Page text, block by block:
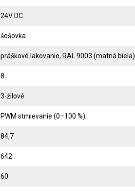
24V DC
šošovka
práškové lakovanie, RAL 9003 (matná biela)
8
3-žilové
PWM stmievanie (0–100 %)
84,7
642
60